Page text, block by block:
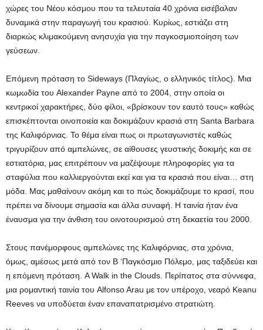
χώρες του Νέου κόσμου που τα τελευταία 40 χρόνια εισέβαλαν
δυναμικά στην παραγωγή του κρασιού. Κυρίως, εστιάζει στη
διαρκώς κλιμακούμενη ανησυχία για την παγκοσμιοποίηση των
γεύσεων.
Επόμενη πρόταση το Sideways (Πλαγίως, ο ελληνικός τίτλος). Μια
κωμωδία του Alexander Payne από το 2004, στην οποία οι
κεντρικοί χαρακτήρες, δύο φίλοι, «βρίσκουν τον εαυτό τους» καθώς
επισκέπτονται οινοποιεία και δοκιμάζουν κρασιά στη Santa Barbara
της Καλιφόρνιας. Το θέμα είναι πως οι πρωταγωνιστές καθώς
τριγυρίζουν από αμπελώνες, σε αίθουσες γευστικής δοκιμής και σε
εστιατόρια, μας επιτρέπουν να μαζέψουμε πληροφορίες για τα
σταφύλια που καλλιεργούνται εκεί και για τα κρασιά που είναι… στη
μόδα. Μας μαθαίνουν ακόμη και το πώς δοκιμάζουμε το κρασί, που
πρέπει να δίνουμε σημασία και άλλα συναφή. Η ταινία ήταν ένα
έναυσμα για την άνθιση του οινοτουρισμού στη δεκαετία του 2000.
Στους πανέμορφους αμπελώνες της Καλιφόρνιας, στα χρόνια,
όμως, αμέσως μετά από τον Β ‘Παγκόσμιο Πόλεμο, μας ταξιδεύει και
η επόμενη πρόταση. A Walk in the Clouds. Περίπατος στα σύννεφα,
μια ρομαντική ταινία του Alfonso Arau με τον υπέροχο, νεαρό Keanu
Reeves να υποδύεται έναν επαναπατρισμένο στρατιώτη.